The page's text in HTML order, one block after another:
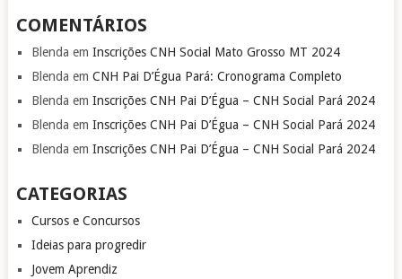
COMENTÁRIOS
Blenda em Inscrições CNH Social Mato Grosso MT 2024
Blenda em CNH Pai D’Égua Pará: Cronograma Completo
Blenda em Inscrições CNH Pai D’Égua – CNH Social Pará 2024
Blenda em Inscrições CNH Pai D’Égua – CNH Social Pará 2024
Blenda em Inscrições CNH Pai D’Égua – CNH Social Pará 2024
CATEGORIAS
Cursos e Concursos
Ideias para progredir
Jovem Aprendiz